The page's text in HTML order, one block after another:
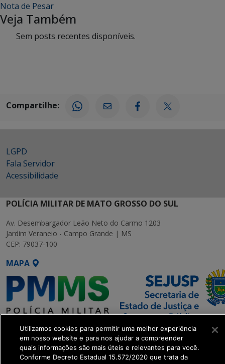
Nota de Pesar
Veja Também
Sem posts recentes disponíveis.
Compartilhe:
LGPD
Fala Servidor
Acessibilidade
POLÍCIA MILITAR DE MATO GROSSO DO SUL
Av. Desembargador Leão Neto do Carmo 1203
Jardim Veraneio - Campo Grande | MS
CEP: 79037-100
MAPA
SETDIG | Secretaria-Executiva
de Transformação Digital
Utilizamos cookies para permitir uma melhor experiência
em nosso website e para nos ajudar a compreender
quais informações são mais úteis e relevantes para você.
Conforme Decreto Estadual 15.572/2020 que trata da